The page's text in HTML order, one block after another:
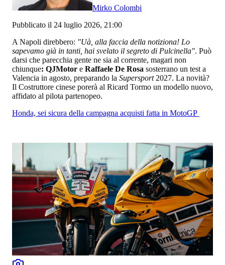
Mirko Colombi
Pubblicato il 24 luglio 2026, 21:00
A Napoli direbbero: "Uà, alla faccia della notiziona! Lo
sapevamo già in tanti, hai svelato il segreto di Pulcinella". Può
darsi che parecchia gente ne sia al corrente, magari non
chiunque: QJMotor e Raffaele De Rosa sosterrano un test a
Valencia in agosto, preparando la Supersport 2027. La novità?
Il Costruttore cinese porerà al Ricard Tormo un modello nuovo,
affidato al pilota partenopeo.
Honda, sei sicura della campagna acquisti fatta in MotoGP